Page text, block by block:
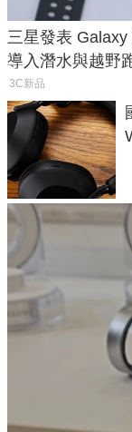
三星發表 Galaxy
導入潛水與越野
3C新品